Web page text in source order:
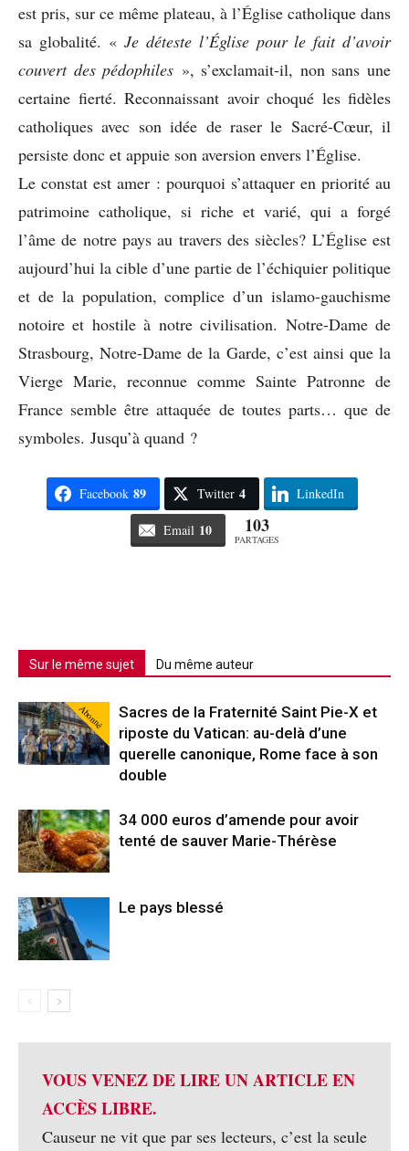
est pris, sur ce même plateau, à l’Église catholique dans
sa globalité. «Je déteste l’Église pour le fait d’avoir
couvert des pédophiles », s’exclamait-il, non sans une
certaine fierté. Reconnaissant avoir choqué les fidèles
catholiques avec son idée de raser le Sacré-Cœur, il
persiste donc et appuie son aversion envers l’Église.
Le constat est amer : pourquoi s’attaquer en priorité au
patrimoine catholique, si riche et varié, qui a forgé
l’âme de notre pays au travers des siècles? L’Église est
aujourd’hui la cible d’une partie de l’échiquier politique
et de la population, complice d’un islamo-gauchisme
notoire et hostile à notre civilisation. Notre-Dame de
Strasbourg, Notre-Dame de la Garde, c’est ainsi que la
Vierge Marie, reconnue comme Sainte Patronne de
France semble être attaquée de toutes parts… que de
symboles. Jusqu’à quand ?
Facebook 89 Twitter 4 LinkedIn
Email 10 103
PARTAGES
Sur le même sujet Du même auteur
Abonné
Sacres de la Fraternité Saint Pie-X et
riposte du Vatican: au-delà d’une
querelle canonique, Rome face à son
double
34 000 euros d’amende pour avoir
tenté de sauver Marie-Thérèse
Le pays blessé
VOUS VENEZ DE LIRE UN ARTICLE EN
ACCÈS LIBRE.
Causeur ne vit que par ses lecteurs, c’est la seule